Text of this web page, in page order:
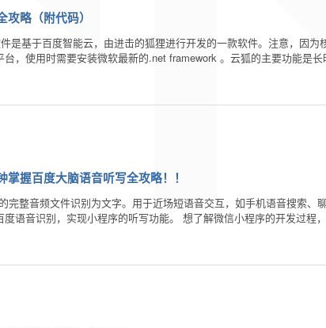
略（附代码）
是基于百度智能云，由进击的狐狸进行开发的一款软件。注意，因为
，使用时需要安装微软最新的.net framework 。云狐的主要功能是
握百度大脑语音听写全攻略！！
完整音频文件识别为文字。用于近场短语音交互，如手机语音搜索
语音识别，实现小程序的听写功能。 想了解微信小程序的开发过程